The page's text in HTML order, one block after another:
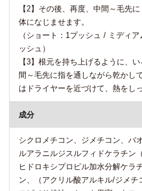
【2】その後、再度、中間～毛先
体になじませます。
（ショート：1プッシュ / ミディ
ッシュ）
【3】根元を持ち上げるように、
間～毛先に指を通しながら乾かし
はドライヤーを近づけて、熱をし
成分
シクロメチコン、ジメチコン、バ
ルアラニルジスルフィドケラチン
ヒドロキシプロピル加水分解ケラ
ン、（アクリル酸アルキル/ジメ